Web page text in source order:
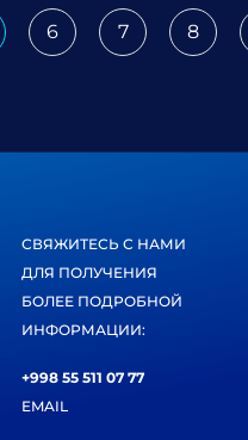
6 7 8
СВЯЖИТЕСЬ С НАМИ
ДЛЯ ПОЛУЧЕНИЯ
БОЛЕЕ ПОДРОБНОЙ
ИНФОРМАЦИИ:
+998 55 511 07 77
EMAIL